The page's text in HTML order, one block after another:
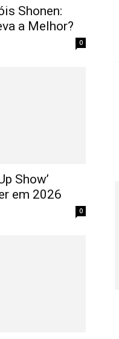
Shonen:
a Melhor?
0
Show’
em 2026
0